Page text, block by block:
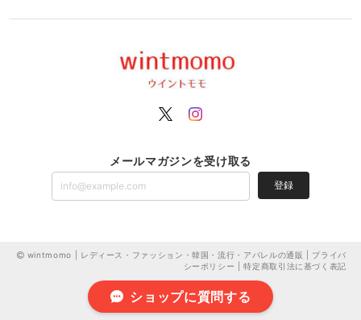
メールマガジンを受け取る
登録
wintmomo | レディース・ファッション・韓国・流行・アパレルの通販 | プライバ
シーポリシー
|特定商取引法に基づく表記
ショップに質問する